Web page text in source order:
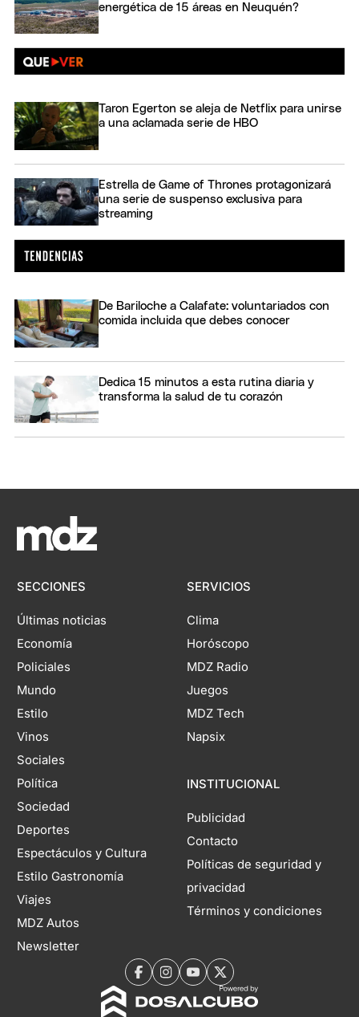
energética de 15 áreas en Neuquén?
Taron Egerton se aleja de Netflix para unirse
a una aclamada serie de HBO
Estrella de Game of Thrones protagonizará
una serie de suspenso exclusiva para
streaming
De Bariloche a Calafate: voluntariados con
comida incluida que debes conocer
Dedica 15 minutos a esta rutina diaria y
transforma la salud de tu corazón
SECCIONES
Últimas noticias
Economía
Policiales
Mundo
Estilo
Vinos
Sociales
Política
Sociedad
Deportes
Espectáculos y Cultura
Estilo Gastronomía
Viajes
MDZ Autos
Newsletter
SERVICIOS
Clima
Horóscopo
MDZ Radio
Juegos
MDZ Tech
Napsix
INSTITUCIONAL
Publicidad
Contacto
Políticas de seguridad y
privacidad
Términos y condiciones